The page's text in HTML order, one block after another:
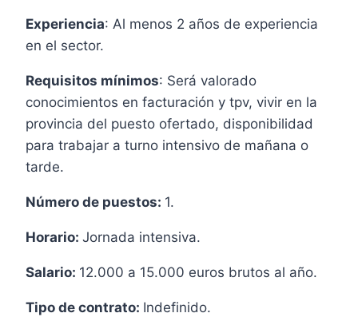
Experiencia: Al menos 2 años de experiencia
en el sector.
Requisitos mínimos: Será valorado
conocimientos en facturación y tpv, vivir en la
provincia del puesto ofertado, disponibilidad
para trabajar a turno intensivo de mañana o
tarde.
Número de puestos: 1.
Horario: Jornada intensiva.
Salario: 12.000 a 15.000 euros brutos al año.
Tipo de contrato: Indefinido.